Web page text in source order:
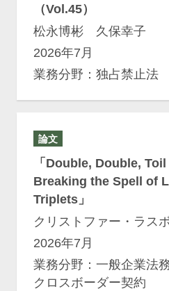
（Vol.45）
松永博彬 久保幸子
2026年7月
業務分野：独占禁止法
論文
「Double, Double,
Breaking the Spell of
Triplets」
クリストファー・ラス
2026年7月
業務分野：一般企業
クロスボーダー契約